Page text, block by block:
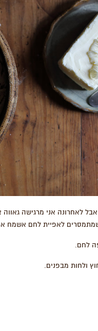
לאחרונה אני מרגישה גאווה
לאפיית לחם אשמח אם
לחם.
ולחות מבפנים.